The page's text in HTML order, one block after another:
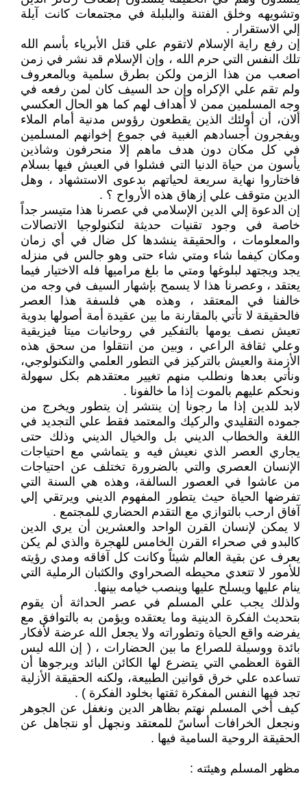
وتشويهه وخلق الفتنة والبلبلة في مجتمعات كانت آيلة
إلي الاستقرار .
إن رفع راية الإسلام لاتقوم علي قتل الأبرياء بأسم الله
تلك النفس التي حرم الله ، وإن الإسلام قد نشر في زمن
اصعب من هذا الزمن ولكن بطرق سلمية وبالمعروف
ولم تقم علي الإكراه وإن حد السيف كان لمن رفعه في
وجه المسلمين ممن لا أهداف لهم كما هو الحال العكسي
ألان، أن أولئك الذين يقطعون رؤوس مدنية أمام الملاء
ويفجرون أجسادهم الغبية في جموع إخوانهم المسلمين
في كل مكان دون هدف ماهم إلا منحرفون وشاذين
يأسون من حياة الدنيا التي فشلوا في العيش فيها بسلام
فاختاروا نهاية سريعة لحياتهم بدعوى الاستشهاد ، وهل
الدين متوقف علي إزهاق هذه الأرواح ؟ .
إن الدعوة إلي الدين الإسلامي في عصرنا هذا متيسر جداً
خاصة في وجود تقنيات حديثة لتكنولوجيا الاتصالات
والمعلومات ، والحقيقة ينشدها كل ضال في أي زمان
ومكان كيفما شاء ومتي شاء حتى وهو جالس في منزله
يجد ويجتهد لبلوغها ومتي ما بلغ مراميها فله الاختيار فيما
يعتقد ، وعصرنا هذا لا يسمح بإشهار السيف في وجه من
خالفنا في المعتقد ، وهذه هي فلسفة هذا العصر
فالحقيقة لا تأتي بالمقارنة ما بين عقيدة أمة أصولها بدوية
تعيش نصف يومها بالتفكير في روحانيات ميتا فيزيقية
وعلي ثقافة الراعي ، وبين من انتقلوا من سحق هذه
الأزمنة والعيش بالتركيز في التطور العلمي والتكنولوجي،
ونأتي بعدها ونطلب منهم تغيير معتقدهم بكل سهولة
ونحكم عليهم بالموت إذا ما خالفونا .
لابد للدين إذا ما رجونا إن ينتشر إن يتطور ويخرج من
جموده التقليدي والركيك والمعتمد فقط علي التجديد في
اللغة والخطاب الديني بل والخيال الديني وذلك حتى
يجاري العصر الذي نعيش فيه و يتماشي مع احتياجات
الإنسان العصري والتي بالضرورة تختلف عن احتياجات
من عاشوا في العصور السالفة، وهذه هي السنة التي
تفرضها الحياة حيث يتطور المفهوم الديني ويرتقي إلي
آفاق ارحب بالتوازي مع التقدم الحضاري للمجتمع .
لا يمكن لإنسان القرن الواحد والعشرين أن يري الدين
كالبدو في صحراء القرن الخامس للهجرة والذي لم يكن
يعرف عن بقية العالم شيئاً وكانت كل آفاقه ومدي رؤيته
للأمور لا تتعدي محيطه الصحراوي والكثبان الرملية التي
ينام عليها ويسلح عليها وينصب خيامه بينها.
ولذلك يجب علي المسلم في عصر الحداثة أن يقوم
بتحديث الفكرة الدينية وما يعتقده ويؤمن به بالتوافق مع
يفرضه واقع الحياة وتطوراته ولا يجعل الله عرضة لأفكار
بائدة ووسيلة للصراع ما بين الحضارات ، ( إن الله ليس
القوة العظمي التي يتضرع لها الكائن البائد ويرجوها أن
تساعده علي خرق قوانين الطبيعة، ولكنه الحقيقة الأزلية
تجد فيها النفس المفكرة ثقتها بخلود الفكرة ) .
كيف أخي المسلم نهتم بظاهر الدين ونغفل عن الجوهر
ونجعل الخرافات أساسً للمعتقد ونجهل أو نتجاهل عن
الحقيقة الروحية السامية فيها .
مظهر المسلم وهيئته :